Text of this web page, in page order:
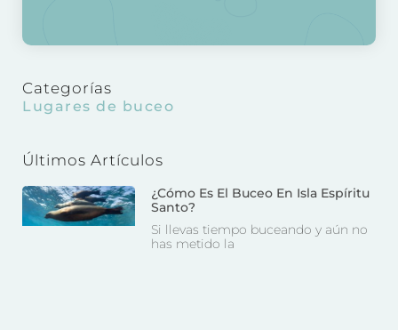
Categorías
Lugares de buceo
Últimos Artículos
¿Cómo Es El Buceo En Isla Espíritu
Santo?
Si llevas tiempo buceando y aún no
has metido la